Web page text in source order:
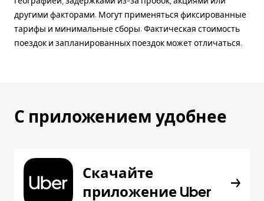
другими факторами. Могут применяться фиксированные
тарифы и минимальные сборы. Фактическая стоимость
поездок и запланированных поездок может отличаться.
С приложением удобнее
Скачайте
приложение Uber